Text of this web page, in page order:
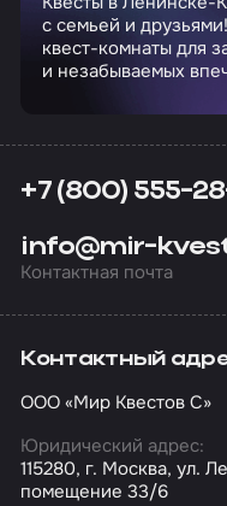
с семьей и
квест-комнаты для
и незабываемых
+7 (800) 555-
info@mir-
Контактная почта
Контактный
ООО «Мир Квестов С»
Юридический адрес:
115280, г. Москва, ул.
помещение 33/6